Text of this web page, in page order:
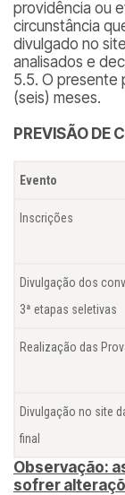
providência ou
circunstância
divulgado no
analisados e
5.5. O presente
(seis) meses.
PREVISÃO DE
Evento
Inscrições
Divulgação dos
3ª etapas seletivas
Realização das
Divulgação no site
final
Observação:
sofrer